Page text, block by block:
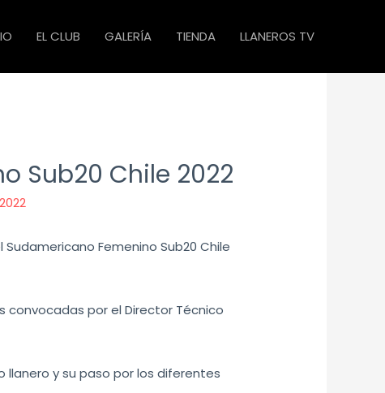
EL CLUB GALERÍA TIENDA LLANEROS TV
Sub20 Chile 2022
Femenino Sub20 Chile
convocadas por el Director Técnico
llanero y su paso por los diferentes